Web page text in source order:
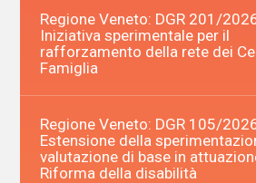
Regione Veneto: DGR 201/
Iniziativa sperimentale per il
rafforzamento della rete dei
Famiglia
Regione Veneto: DGR 105/
Estensione della
valutazione di base in
Riforma della disabilità